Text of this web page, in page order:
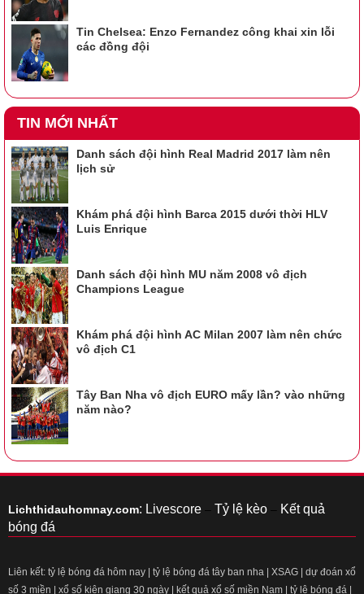
Tin Chelsea: Enzo Fernandez công khai xin lỗi
các đồng đội
TIN MỚI NHẤT
Danh sách đội hình Real Madrid 2017 làm nên
lịch sử
Khám phá đội hình Barca 2015 dưới thời HLV
Luis Enrique
Danh sách đội hình MU năm 2008 vô địch
Champions League
Khám phá đội hình AC Milan 2007 làm nên chức
vô địch C1
Tây Ban Nha vô địch EURO mấy lần? vào những
năm nào?
Lichthidauhomnay.com: Livescore – Tỷ lệ kèo – Kết quả
bóng đá
Liên kết: tỷ lệ bóng đá hôm nay tỷ lệ bóng đá tây ban nha XSAG
dự đoán xổ
số 3 miền
xổ số kiên giang 30 ngày kết quả xổ số miền Nam tỷ lệ bóng đá